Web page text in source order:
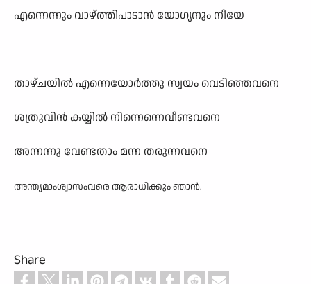
എന്നെന്നും വാഴ്ത്തിപാടാൻ യോഗ്യനും നീയേ
താഴ്ചയിൽ എന്നെയോർത്തു സ്വയം വെടിഞ്ഞവനെ
ശത്രുവിൻ കയ്യിൽ നിന്നെന്നെവീണ്ടവനെ
അന്നന്നു വേണ്ടതാം മന്ന തരുന്നവനെ
അന്ത്യമാംശ്വാസംവരെ ആരാധിക്കും ഞാൻ.
Share